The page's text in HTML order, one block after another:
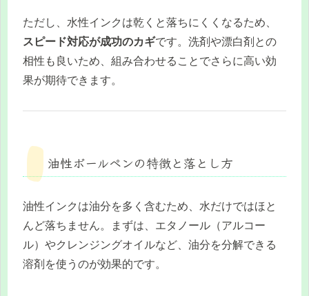
ただし、水性インクは乾くと落ちにくくなるため、
スピード対応が成功のカギです。洗剤や漂白剤との
相性も良いため、組み合わせることでさらに高い効
果が期待できます。
油性ボールペンの特徴と落とし方
油性インクは油分を多く含むため、水だけではほと
んど落ちません。まずは、エタノール（アルコー
ル）やクレンジングオイルなど、油分を分解できる
溶剤を使うのが効果的です。